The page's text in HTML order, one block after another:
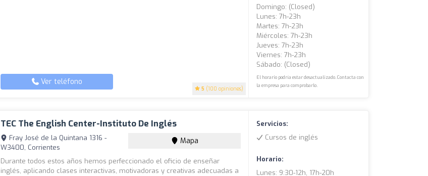
5 (100 opiniones)
Ver teléfono
Domingo: (closed)
Lunes: 7h-23h
Martes: 7h-23h
Miércoles: 7h-23h
Jueves: 7h-23h
Viernes: 7h-23h
Sábado: (closed)
El horario podría estar desactualizado. Contacta con
la empresa para comprobarlo.
TEC The English Center-Instituto De Inglés
Fray José de la Quintana 1316 -
W3400, Corrientes
Mapa
Durante todos estos años hemos perfeccionado el oficio de enseñar
inglés, aplicando clases interactivas, motivadoras y creativas adecuadas a
Servicios:
Cursos de inglés
Horario:
Lunes: 9:30-12h, 17h-20h